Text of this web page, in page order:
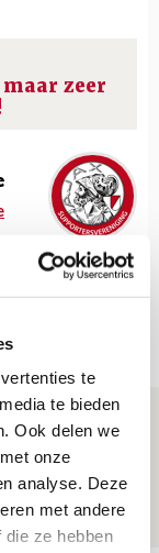
te
te bieden
Ook delen we
onze
analyse. Deze
met andere
ze hebben
zeer
door